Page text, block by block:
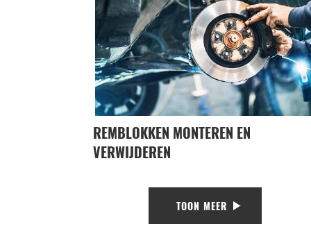
REMBLOKKEN MONTEREN EN
VERWIJDEREN
TOON MEER